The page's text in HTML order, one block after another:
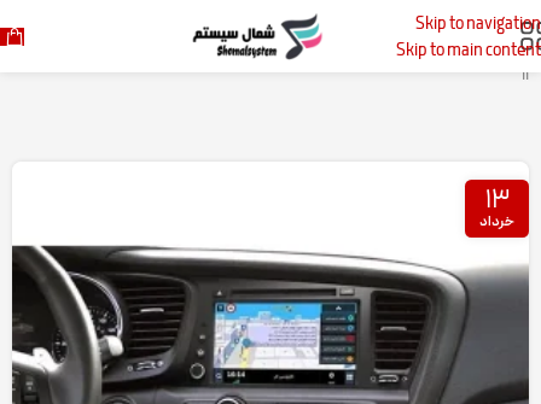
Skip to navigation
Skip to main content
خانه
پست‌های برچسب زده شده "مانیتور مزدا 3 نیو صفحه نمایش 9 اینچ اندروید
11"
۱۳
خرداد